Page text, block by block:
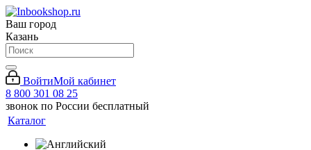
Ваш город
Казань
ВойтиМой кабинет
8 800 301 08 25
звонок по России бесплатный
Каталог